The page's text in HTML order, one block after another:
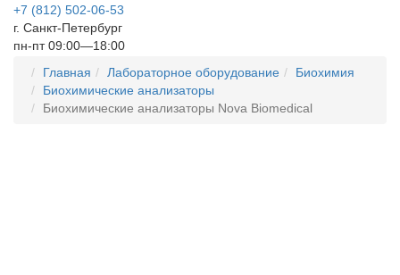
+7 (812) 502-06-53
г. Санкт-Петербург
пн-пт 09:00—18:00
Главная
Лабораторное оборудование
Биохимия
Биохимические анализаторы
Биохимические анализаторы Nova Biomedical